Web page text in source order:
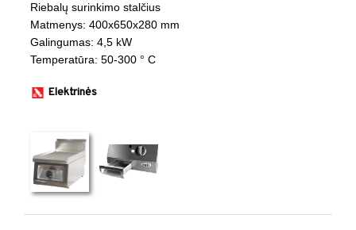
Riebalų surinkimo stalčius
​Matmenys: 400x650x280 mm ​
​Galingumas: 4,5 kW ​
​Temperatūra: 50-300 ° C ​
Elektrinės